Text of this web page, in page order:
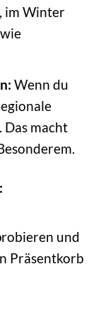
im Winter
Wenn du
Das macht
und
Präsentkorb